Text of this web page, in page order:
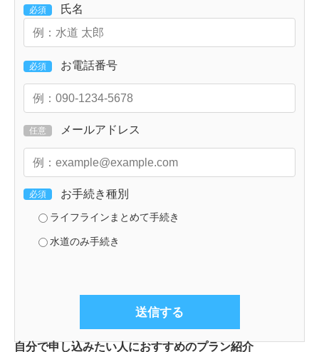
必須 氏名
必須 お電話番号
任意 メールアドレス
必須 お手続き種別
ライフラインまとめて手続き
水道のみ手続き
自分で申し込みたい人におすすめのプラン紹介